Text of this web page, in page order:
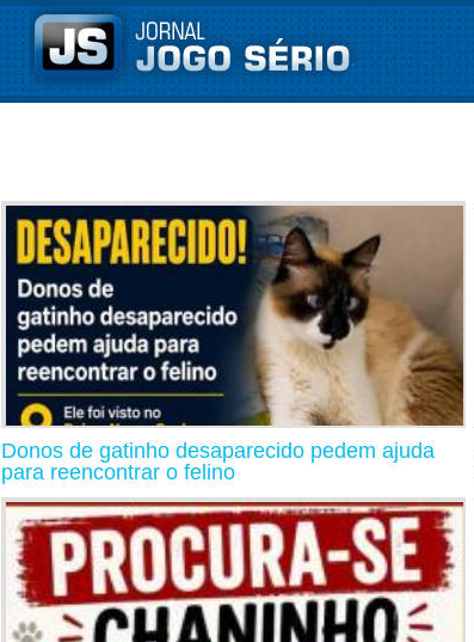
Donos de gatinho desaparecido pedem ajuda
para reencontrar o felino